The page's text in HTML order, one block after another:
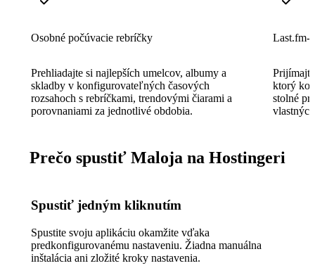
Osobné počúvacie rebríčky
Prehliadajte si najlepších umelcov, albumy a
skladby v konfigurovateľných časových
rozsahoch s rebríčkami, trendovými čiarami a
porovnaniami za jednotlivé obdobia.
Last.fm-
ktorý
stolné
Prečo spustiť Maloja na Hostingeri
Spustiť jedným kliknutím
Spustite svoju aplikáciu okamžite vďaka
predkonfigurovanému nastaveniu. Žiadna manuálna
inštalácia ani zložité kroky nastavenia.